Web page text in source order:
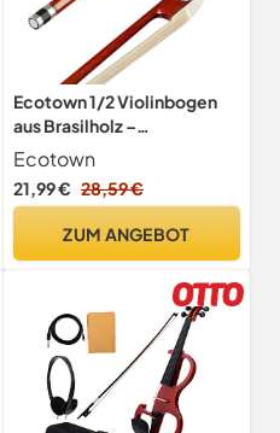
Ecotown 1/2 Violinbogen
aus Brasilholz –
Ausgewogen,
Handgefertigt & Ideal für
Schüler und Kinder
Ecotown
21,99 € 28,59 €
ZUM ANGEBOT